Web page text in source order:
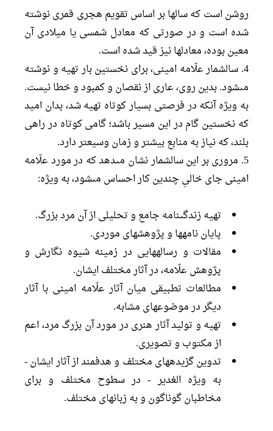
روشن است كه سالها بر اساس تقويم هجرى قمرى نوشته
شده است و در صورتى كه معادل شمسى يا ميلادى آن
معين بوده، معادل‏ها نيز قید شده است.
4. سالشمار علّامه امينى، براى نخستين بار تهيه و نوشته
مى‏شود. بدين روى، عارى از نقصان و كمبود و خطا نيست.
به ويژه آنكه در فرصتى بسيار كوتاه تهيه شد، بدان اميد
كه نخستين گام در اين مسير باشد؛ گامى كوتاه در راهى
بلند، كه نياز به منابع بيشتر و زمان وسيع‏تر دارد.
5. مرورى بر اين سالشمار نشان مى‏دهد كه در مورد علّامه
امينى جاى خالىِ چندين كار احساس مى‏شود، به ويژه:
تهيه زندگى‏نامه جامع و تحليلى از آن مرد بزرگ.
پايان نامه‏ها و پژوهش‏هاى موردى.
مقالات و رساله‏هايى در زمينه شيوه نگارش و
پژوهش علّامه، در آثار مختلف ايشان.
مطالعات تطبيقى ميان آثار علّامه امينى با آثار
ديگر در موضوع‏هاى مشابه.
تهيه و توليد آثار هنرى در مورد آن بزرگ مرد، اعم
از مكتوب و تصويرى.
تدوين گزيده‏هاى مختلف و هدفمند از آثار ايشان -
به ويژه الغدير - در سطوح مختلف و براى
مخاطبان گوناگون و به زبان‏هاى مختلف.